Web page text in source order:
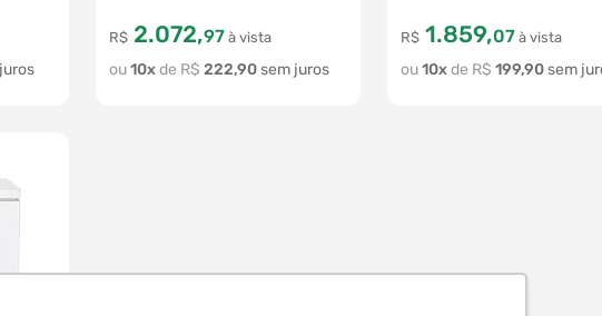
R$ 2.072,97 à vista
10 R$ 222,90
R$ 1.859,07 à vista
10 R$ 199,90